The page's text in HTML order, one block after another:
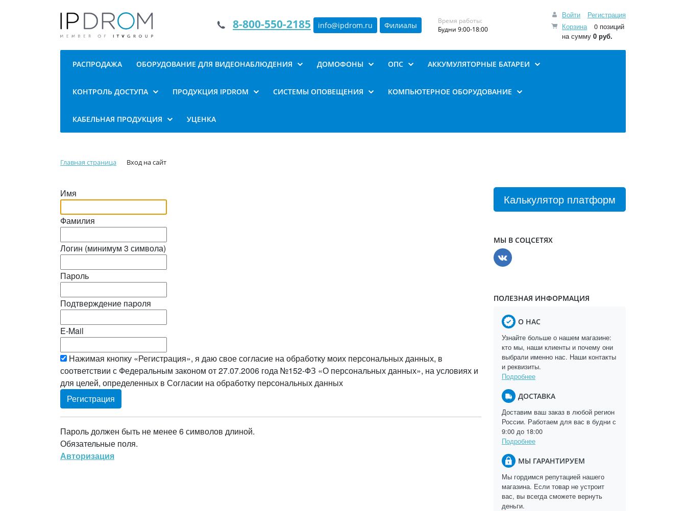
Войти
Регистрация
Корзина
0 позиций
на сумму 0 руб.
8-800-550-2185 info@ipdrom.ru Филиалы
Время работы:
Будни 9:00-18:00
РАСПРОДАЖА ОБОРУДОВАНИЕ ДЛЯ ВИДЕОНАБЛЮДЕНИЯ ДОМОФОНЫ ОПС АККУМУЛЯТОРНЫЕ БАТАРЕИ
КОНТРОЛЬ ДОСТУПА ПРОДУКЦИЯ IPDROM СИСТЕМЫ ОПОВЕЩЕНИЯ КОМПЬЮТЕРНОЕ ОБОРУДОВАНИЕ
КАБЕЛЬНАЯ ПРОДУКЦИЯ УЦЕНКА
Главная страница Вход на сайт
Имя
Фамилия
Логин (минимум 3 символа)
Пароль
Подтверждение пароля
E-Mail
Нажимая кнопку «Регистрация», я даю свое согласие на обработку моих персональных данных, в
соответствии с Федеральным законом от 27.07.2006 года №152-ФЗ «О персональных данных», на условиях и
для целей, определенных в Согласии на обработку персональных данных
Пароль должен быть не менее 6 символов длиной.
Обязательные поля.
Авторизация
Калькулятор платформ
МЫ В СОЦСЕТЯХ
ПОЛЕЗНАЯ ИНФОРМАЦИЯ
О НАС
Узнайте больше о нашем магазине:
кто мы, наши клиенты и почему они
выбрали именно нас. Наши контакты
и реквизиты.
Подробнее
ДОСТАВКА
Доставим ваш заказ в любой регион
России. Работаем для вас в будни с
9:00 до 18:00
Подробнее
МЫ ГАРАНТИРУЕМ
Мы гордимся репутацией нашего
магазина. Если товар не устроит
вас, вы всегда сможете вернуть
деньги.